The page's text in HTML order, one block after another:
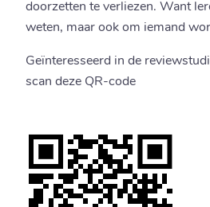
doorzetten te verliezen. Want
weten, maar ook om iemand
Geïnteresseerd in de
scan deze QR-code